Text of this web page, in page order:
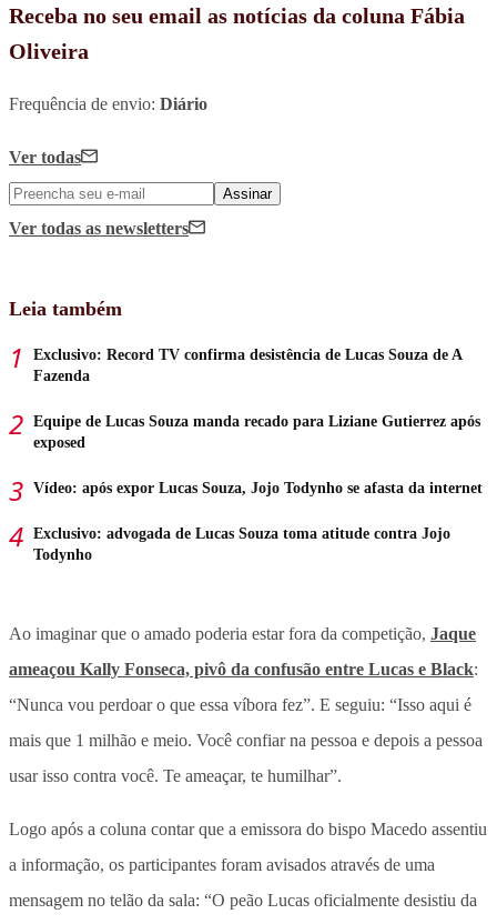
Receba no seu email as notícias da coluna Fábia
Oliveira
Frequência de envio: Diário
Ver todas
Assinar
Ver todas as newsletters
Leia também
Exclusivo: Record TV confirma desistência de Lucas Souza de A
Fazenda
Equipe de Lucas Souza manda recado para Liziane Gutierrez após
exposed
Vídeo: após expor Lucas Souza, Jojo Todynho se afasta da internet
Exclusivo: advogada de Lucas Souza toma atitude contra Jojo
Todynho
Ao imaginar que o amado poderia estar fora da competição, Jaque
ameaçou Kally Fonseca, pivô da confusão entre Lucas e Black:
“Nunca vou perdoar o que essa víbora fez”. E seguiu: “Isso aqui é
mais que 1 milhão e meio. Você confiar na pessoa e depois a pessoa
usar isso contra você. Te ameaçar, te humilhar”.
Logo após a coluna contar que a emissora do bispo Macedo assentiu
a informação, os participantes foram avisados através de uma
mensagem no telão da sala: “O peão Lucas oficialmente desistiu da